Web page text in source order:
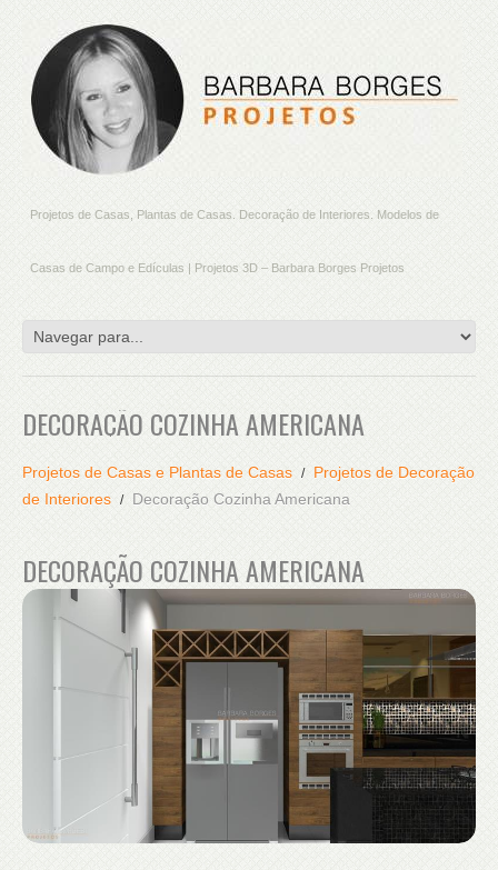
Projetos de Casas, Plantas de Casas. Decoração de Interiores. Modelos de
Casas de Campo e Edículas | Projetos 3D – Barbara Borges Projetos
DECORAÇÃO COZINHA AMERICANA
Projetos de Casas e Plantas de Casas
Projetos de Decoração
de Interiores
Decoração Cozinha Americana
DECORAÇÃO COZINHA AMERICANA